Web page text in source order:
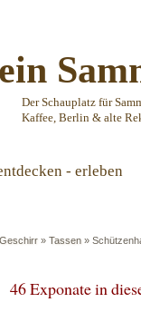
Der Schauplatz für
Kaffee, Berlin & alte
- erleben
» Tassen »
46 Exponate in